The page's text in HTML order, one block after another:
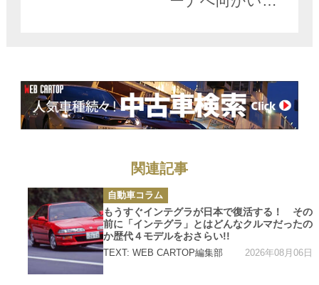
昧が現実に!!
関連記事
カ
テ
ゴ
リ
ー
自動車コラム
もうすぐインテグラが日本で復活する！ その
前に「インテグラ」とはどんなクルマだったの
か歴代４モデルをおさらい!!
TEXT: WEB CARTOP編集部 2026年08月06日